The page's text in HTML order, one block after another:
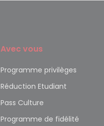
Avec vous
Programme privilèges
Réduction Etudiant
Pass Culture
Programme de fidélité